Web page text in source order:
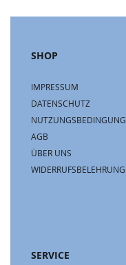
SHOP
IMPRESSUM
DATENSCHUTZ
AGB
ÜBER UNS
WIDERRUFSBELEHRUNG
SERVICE